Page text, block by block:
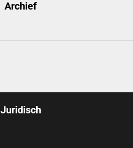
Archief
Juridisch